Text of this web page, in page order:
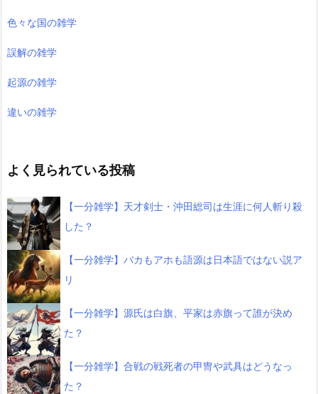
色々な国の雑学
誤解の雑学
起源の雑学
違いの雑学
よく見られている投稿
【一分雑学】天才剣士・沖田総司は生涯に何人斬り殺
した？
【一分雑学】バカもアホも語源は日本語ではない説ア
リ
【一分雑学】源氏は白旗、平家は赤旗って誰が決め
た？
【一分雑学】合戦の戦死者の甲冑や武具はどうなっ
た？